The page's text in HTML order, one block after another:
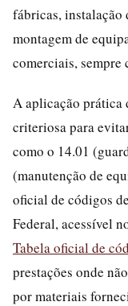
fábricas, instalação
montagem de
comerciais, sempre
A aplicação prática
criteriosa para
como o 14.01
(manutenção de
oficial de códigos
Federal, acessível
Tabela oficial de
prestações onde
por materiais